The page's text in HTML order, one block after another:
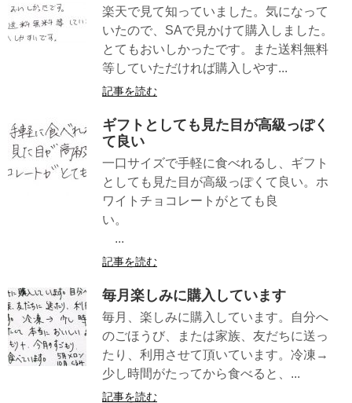
楽天で見て知っていました。気になって
いたので、SAで見かけて購入しました。
とてもおいしかったです。また送料無料
等していただければ購入しやす...
記事を読む
ギフトとしても見た目が高級っぽく
て良い
一口サイズで手軽に食べれるし、ギフト
としても見た目が高級っぽくて良い。ホ
ワイトチョコレートがとても良
い。
...
記事を読む
毎月楽しみに購入しています
毎月、楽しみに購入しています。自分へ
のごほうび、または家族、友だちに送っ
たり、利用させて頂いています。冷凍→
少し時間がたってから食べると、...
記事を読む